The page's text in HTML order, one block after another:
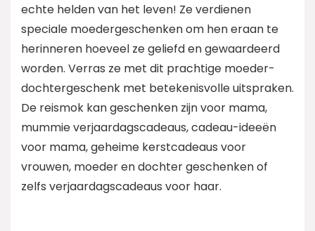
echte helden van het leven! Ze verdienen
speciale moedergeschenken om hen eraan te
herinneren hoeveel ze geliefd en gewaardeerd
worden. Verras ze met dit prachtige moeder-
dochtergeschenk met betekenisvolle uitspraken.
De reismok kan geschenken zijn voor mama,
mummie verjaardagscadeaus, cadeau-ideeën
voor mama, geheime kerstcadeaus voor
vrouwen, moeder en dochter geschenken of
zelfs verjaardagscadeaus voor haar.